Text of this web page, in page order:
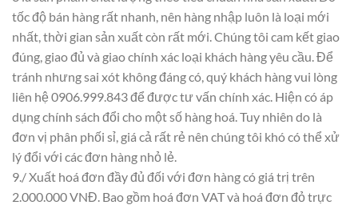
tốc độ bán hàng rất nhanh, nên hàng nhập luôn là loại mới
nhất, thời gian sản xuất còn rất mới. Chúng tôi cam kết giao
đúng, giao đủ và giao chính xác loại khách hàng yêu cầu. Để
tránh nhưng sai xót không đáng có, quý khách hàng vui lòng
liên hệ 0906.999.843 để được tư vấn chính xác. Hiện có áp
dụng chính sách đổi cho một số hàng hoá. Tuy nhiên do là
đơn vị phân phối sỉ, giá cả rất rẻ nên chúng tôi khó có thể xử
lý đổi với các đơn hàng nhỏ lẻ.
9./ Xuất hoá đơn đầy đủ đối với đơn hàng có giá trị trên
2.000.000 VNĐ. Bao gồm hoá đơn VAT và hoá đơn đỏ trực